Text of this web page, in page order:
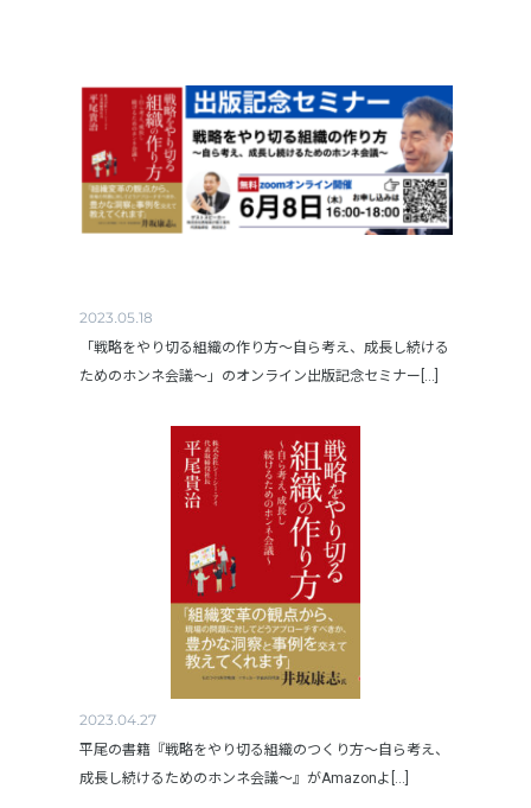
2023.05.18
「戦略をやり切る組織の作り方～自ら考え、成長し続ける
ためのホンネ会議～」のオンライン出版記念セミナー[...]
2023.04.27
平尾の書籍『戦略をやり切る組織のつくり方～自ら考え、
成長し続けるためのホンネ会議～』がAmazonよ[...]